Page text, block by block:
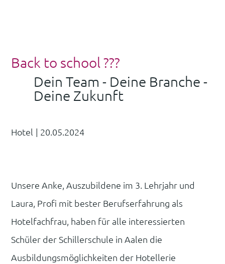
Back to school ???
Dein Team - Deine Branche -
Deine Zukunft
Hotel | 20.05.2024
Unsere Anke, Auszubildene im 3. Lehrjahr und
Laura, Profi mit bester Berufserfahrung als
Hotelfachfrau, haben für alle interessierten
Schüler der Schillerschule in Aalen die
Ausbildungsmöglichkeiten der Hotellerie